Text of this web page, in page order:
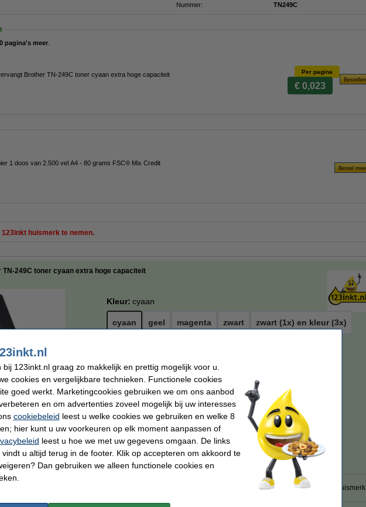
Nummer: TN249C
pagina's meer
Brother TN-249C toner cyaan extra hoge capaciteit
Per pagina
€ 0,023
1 doos van 2.500 vel A4 - 80 grams FSC® Mix Credit
huismerk te nemen.
249C toner cyaan extra hoge capaciteit
Kleur: cyaan
cyaan geel magenta zwart zwart (1x) en kleur (3x)
€ 97,50
€ 80,58 excl. 21% btw
Per pagina
€ 0,023
Direct leverbaar
Morgen in huis
Bestellen
van Nederland 100% garantie op 123inkt huismerk
123inkt.nl graag zo makkelijk en prettig mogelijk voor u.
cookies en vergelijkbare technieken. Functionele cookies
goed werkt. Marketingcookies gebruiken we om ons aanbod
en om advertenties zoveel mogelijk bij uw interesses
cookiebeleid leest u welke cookies we gebruiken en welke 8
hier kunt u uw voorkeuren op elk moment aanpassen of
leest u hoe we met uw gegevens omgaan. De links
u altijd terug in de footer. Klik op accepteren om akkoord te
Dan gebruiken we alleen functionele cookies en